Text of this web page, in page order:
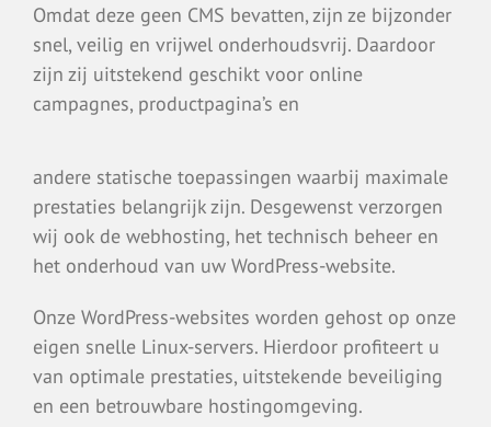
Omdat deze geen CMS bevatten, zijn ze bijzonder
snel, veilig en vrijwel onderhoudsvrij. Daardoor
zijn zij uitstekend geschikt voor online
campagnes, productpagina’s en
andere statische toepassingen waarbij maximale
prestaties belangrijk zijn. Desgewenst verzorgen
wij ook de webhosting, het technisch beheer en
het onderhoud van uw WordPress-website.
Onze WordPress-websites worden gehost op onze
eigen snelle Linux-servers. Hierdoor profiteert u
van optimale prestaties, uitstekende beveiliging
en een betrouwbare hostingomgeving.